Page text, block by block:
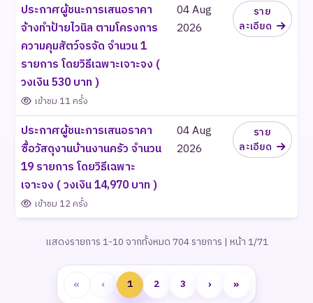
ประกาศผู้ชนะการเสนอราคา
จ้างทำป้ายไวนิล ตามโครงการ
ความคุมสัตว์จรจัด จำนวน 1
รายการ โดยวิธีเฉพาะเจาะจง (
วงเงิน 530 บาท )
เข้าชม 11 ครั้ง
04 Aug
2026
ราย
ละเอียด
ประกาศผู้ชนะการเสนอราคา
ซื้อวัสดุงานบ้านงานครัว จำนวน
19 รายการ โดยวิธีเฉพาะ
เจาะจง ( วงเงิน 14,970 บาท )
เข้าชม 12 ครั้ง
04 Aug
2026
ราย
ละเอียด
แสดงรายการ 1-10 จากทั้งหมด 704 รายการ | หน้า 1/71
« ‹ 1 2 3 › »